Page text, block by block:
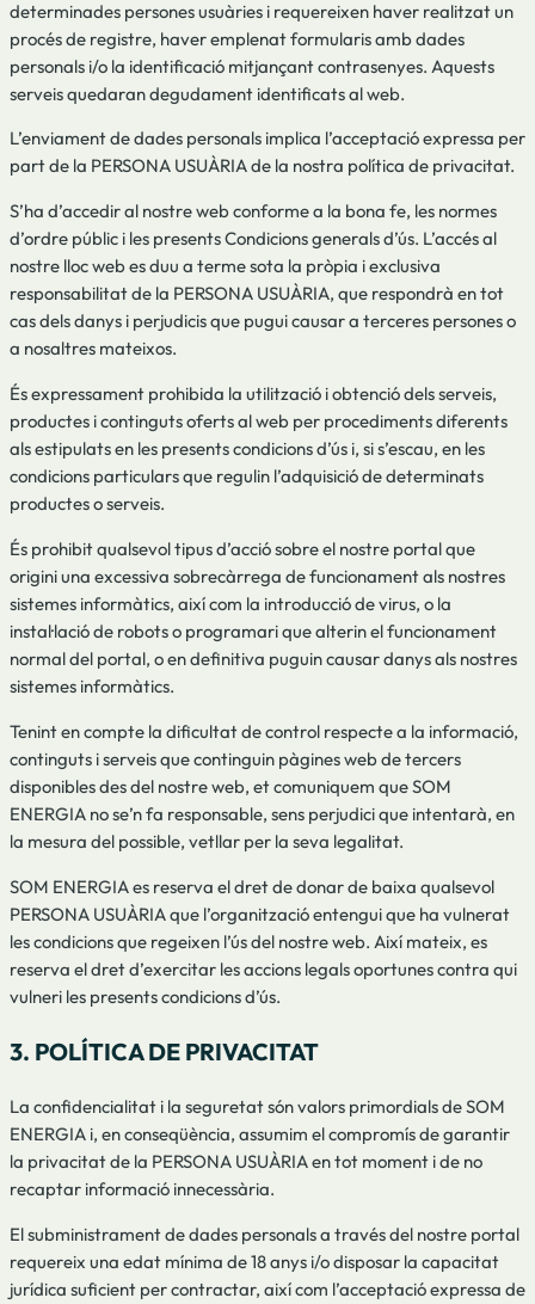
determinades persones usuàries i requereixen haver realitzat un
procés de registre, haver emplenat formularis amb dades
personals i/o la identificació mitjançant contrasenyes. Aquests
serveis quedaran degudament identificats al web.
L’enviament de dades personals implica l’acceptació expressa per
part de la PERSONA USUÀRIA de la nostra política de privacitat.
S’ha d’accedir al nostre web conforme a la bona fe, les normes
d’ordre públic i les presents Condicions generals d’ús. L’accés al
nostre lloc web es duu a terme sota la pròpia i exclusiva
responsabilitat de la PERSONA USUÀRIA, que respondrà en tot
cas dels danys i perjudicis que pugui causar a terceres persones o
a nosaltres mateixos.
És expressament prohibida la utilització i obtenció dels serveis,
productes i continguts oferts al web per procediments diferents
als estipulats en les presents condicions d’ús i, si s’escau, en les
condicions particulars que regulin l’adquisició de determinats
productes o serveis.
És prohibit qualsevol tipus d’acció sobre el nostre portal que
origini una excessiva sobrecàrrega de funcionament als nostres
sistemes informàtics, així com la introducció de virus, o la
instal·lació de robots o programari que alterin el funcionament
normal del portal, o en definitiva puguin causar danys als nostres
sistemes informàtics.
Tenint en compte la dificultat de control respecte a la informació,
continguts i serveis que continguin pàgines web de tercers
disponibles des del nostre web, et comuniquem que SOM
ENERGIA no se’n fa responsable, sens perjudici que intentarà, en
la mesura del possible, vetllar per la seva legalitat.
SOM ENERGIA es reserva el dret de donar de baixa qualsevol
PERSONA USUÀRIA que l’organització entengui que ha vulnerat
les condicions que regeixen l’ús del nostre web. Així mateix, es
reserva el dret d’exercitar les accions legals oportunes contra qui
vulneri les presents condicions d’ús.
3. POLÍTICA DE PRIVACITAT
La confidencialitat i la seguretat són valors primordials de SOM
ENERGIA i, en conseqüència, assumim el compromís de garantir
la privacitat de la PERSONA USUÀRIA en tot moment i de no
recaptar informació innecessària.
El subministrament de dades personals a través del nostre portal
requereix una edat mínima de 18 anys i/o disposar la capacitat
jurídica suficient per contractar, així com l’acceptació expressa de